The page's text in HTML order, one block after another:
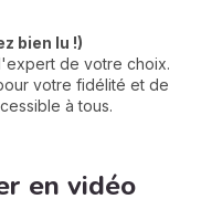
bien lu !)
de votre choix.
votre fidélité et de
à tous.
en vidéo